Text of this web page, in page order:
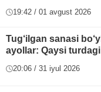
19:42 / 01 avgust 2026
Tug‘ilgan sanasi
ayollar: Qaysi
20:06 / 31 iyul 2026